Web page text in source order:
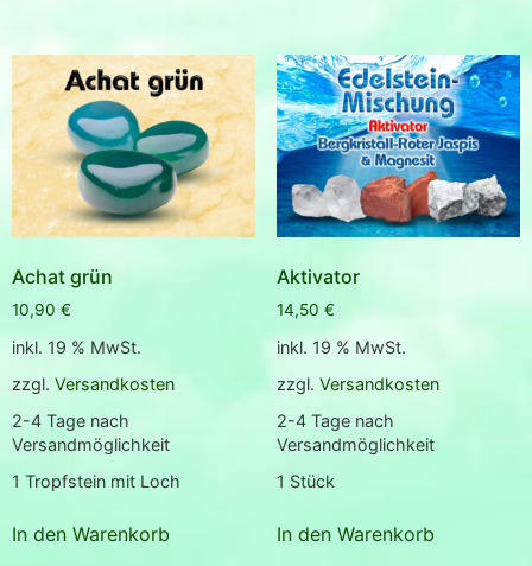
Achat grün
10,90 €
inkl. 19 % MwSt.
zzgl. Versandkosten
2-4 Tage nach
Versandmöglichkeit
1 Tropfstein mit Loch
In den Warenkorb
Aktivator
14,50 €
inkl. 19 % MwSt.
zzgl. Versandkosten
2-4 Tage nach
Versandmöglichkeit
1 Stück
In den Warenkorb